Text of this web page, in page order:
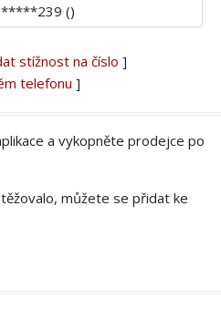
()
stížnost na číslo ]
telefonu ]
a vykopněte prodejce po
můžete se přidat ke